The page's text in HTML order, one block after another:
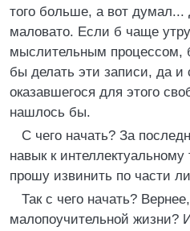
того больше, а вот
маловато. Если б чаще
мыслительным процессом,
бы делать эти записи, да и
оказавшегося для этого
нашлось бы.
С чего начать? За
навык к интеллектуальному
прошу извинить по части
Так с чего начать?
малопоучительной жизни?